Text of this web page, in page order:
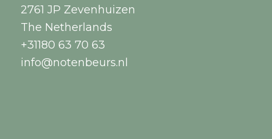
2761 JP Zevenhuizen
The Netherlands
+31180 63 70 63
info@notenbeurs.nl